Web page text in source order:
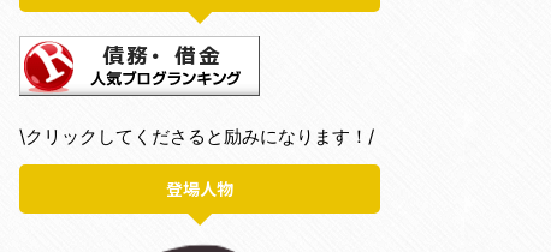
\クリックしてくださると励みになります！/
登場人物